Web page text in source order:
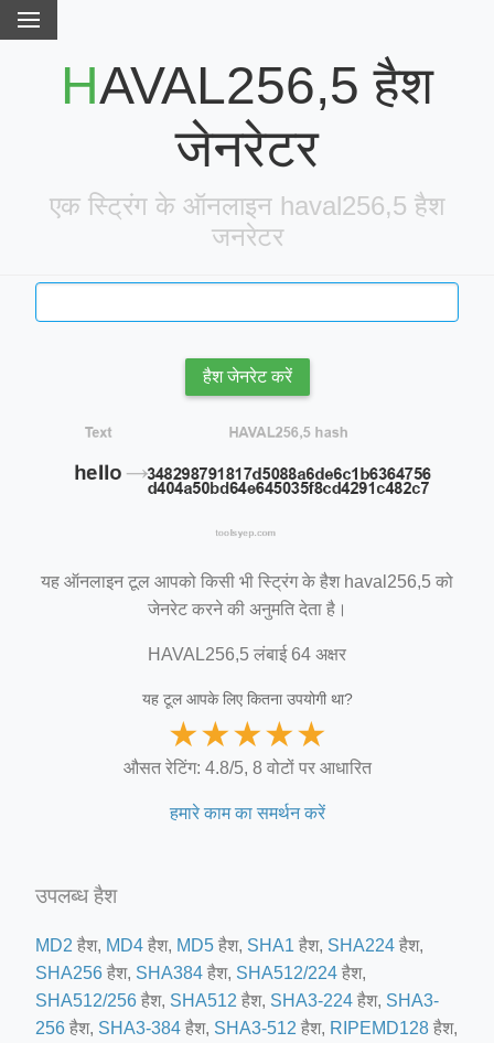
crew-neck-navy-blue/
HAVAL256,5 हैश
जेनरेटर
एक स्ट्रिंग के ऑनलाइन haval256,5 हैश
जनरेटर
हैश जेनरेट करें
यह ऑनलाइन टूल आपको किसी भी स्ट्रिंग के हैश haval256,5 को
जेनरेट करने की अनुमति देता है।
HAVAL256,5 लंबाई 64 अक्षर
यह टूल आपके लिए कितना उपयोगी था?
★★★★★
औसत रेटिंग: 4.8/5, 8 वोटों पर आधारित
हमारे काम का समर्थन करें
उपलब्ध हैश
MD2 हैश, MD4 हैश, MD5 हैश, SHA1 हैश, SHA224 हैश,
SHA256 हैश, SHA384 हैश, SHA512/224 हैश,
SHA512/256 हैश, SHA512 हैश, SHA3-224 हैश, SHA3-
256 हैश, SHA3-384 हैश, SHA3-512 हैश, RIPEMD128 हैश,